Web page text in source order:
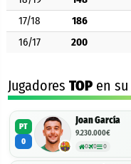
17/18
186
16/17
200
Jugadores TOP en su
PT
0
Joan García
9.230.000€
0 0 0